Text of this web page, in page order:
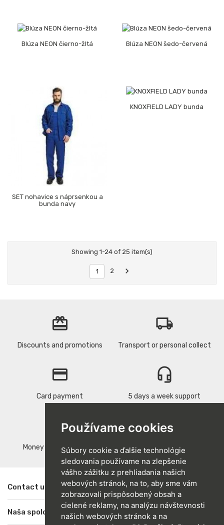
Používame cookies
Súbory cookie a ďalšie technológie
sledovania používame na zlepšenie
vášho zážitku z prehliadania našich
webových stránok, na to, aby sme vám
zobrazovali prispôsobený obsah a
cielené reklamy, na analýzu návštevnosti
našich webových stránok a na
Blúza NEON čierno-žltá Blúza NEON šedo-červená
SET nohavice s náprsenkou a
bunda navy
KNOXFIELD LADY bunda
Showing 1-24 of 25 item(s)
1 2 
card_giftcard
Discounts and promotions
local_shipping
Transport or personal collect
credit_card
Card payment
headset_mic
5 days a week support
replay
Money back guarantee
verified
Quality products
Contact us
Naša spoločnosť